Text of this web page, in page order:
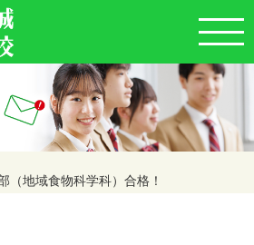
（地域食物科学科）合格！